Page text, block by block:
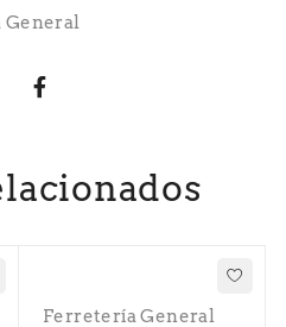
General
Ferretería General